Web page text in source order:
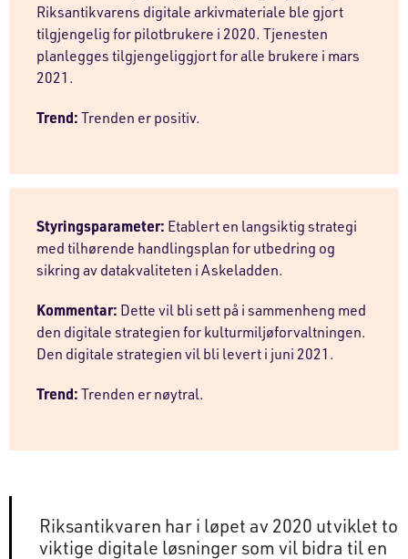
Riksantikvarens digitale arkivmateriale ble gjort
tilgjengelig for pilotbrukere i 2020. Tjenesten
planlegges tilgjengeliggjort for alle brukere i mars
2021.
Trend:Trenden er positiv.
Styringsparameter: Etablert en langsiktig strategi
med tilhørende handlingsplan for utbedring og
sikring av datakvaliteten i Askeladden.
Kommentar: Dette vil bli sett på i sammenheng med
den digitale strategien for kulturmiljøforvaltningen.
Den digitale strategien vil bli levert i juni 2021.
Trend:Trenden er nøytral.
Riksantikvaren har i løpet av 2020 utviklet to
viktige digitale løsninger som vil bidra til en